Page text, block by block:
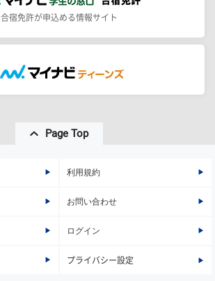
合宿免許が申込める情報サイト
Page Top
利用規約
お問い合わせ
ログイン
プライバシー設定